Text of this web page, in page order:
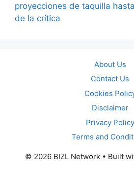
proyecciones de taquilla
de la crítica
About Us
Contact Us
Cookies
Disclaimer
Privacy Policy
Terms and
© 2026 BIZL Network • Built